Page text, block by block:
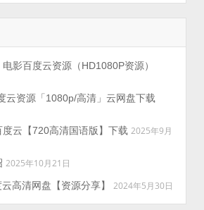
电影百度云资源（HD1080P资源）
云资源「1080p/高清」云网盘下载
度云【720高清国语版】下载 2025年9月
2025年10月21日
高清网盘【资源分享】
2024年5月30日